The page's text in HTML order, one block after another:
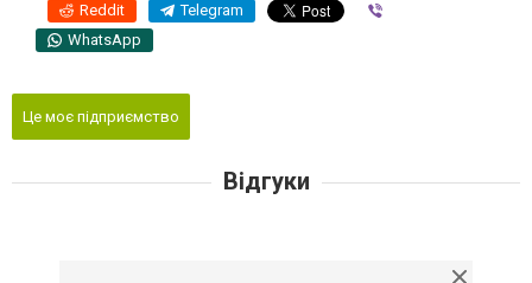
Reddit Telegram
WhatsApp
Це моє підприємство
Відгуки